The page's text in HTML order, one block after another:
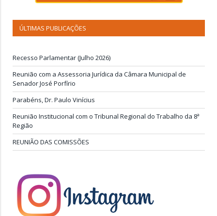
ÚLTIMAS PUBLICAÇÕES
Recesso Parlamentar (Julho 2026)
Reunião com a Assessoria Jurídica da Câmara Municipal de
Senador José Porfírio
Parabéns, Dr. Paulo Vinícius
Reunião Institucional com o Tribunal Regional do Trabalho da 8ª
Região
REUNIÃO DAS COMISSÕES